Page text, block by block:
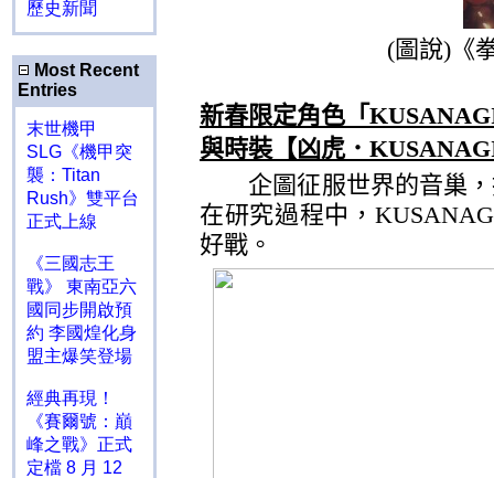
歷史新聞
Most Recent
Entries
末世機甲
SLG《機甲突
襲：Titan
Rush》雙平台
正式上線
《三國志王
戰》 東南亞六
國同步開啟預
約 李國煌化身
盟主爆笑登場
經典再現！
《賽爾號：巔
峰之戰》正式
定檔 8 月 12
(圖說)《
新春限定角色「
與時裝【凶虎．
企圖征服世界的音巢，
在研究過程中，
好戰。